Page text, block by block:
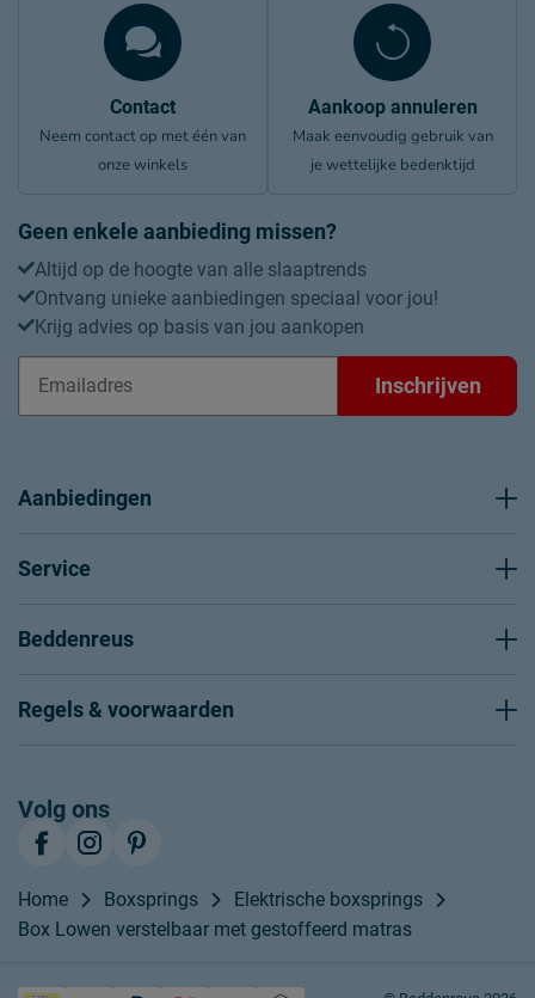
Contact
Neem contact op met één van
onze winkels
Aankoop annuleren
Maak eenvoudig gebruik van
je wettelijke bedenktijd
Geen enkele aanbieding missen?
Altijd op de hoogte van alle slaaptrends
Ontvang unieke aanbiedingen speciaal voor jou!
Krijg advies op basis van jou aankopen
Inschrijven
Aanbiedingen
Service
Beddenreus
Regels & voorwaarden
Volg ons
Home Boxsprings
Elektrische boxsprings
Box Lowen verstelbaar met gestoffeerd matras